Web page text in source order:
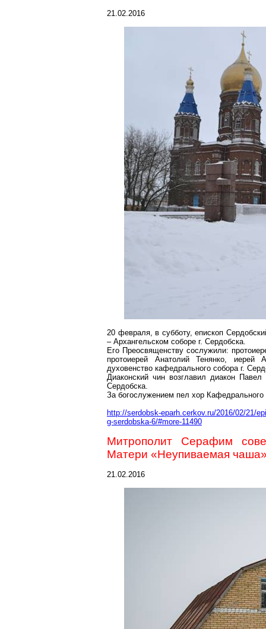
21.02.2016
20 февраля, в субботу, епископ
– Архангельском соборе г. Сердобска.
Его Преосвященству сослужили:
протоиерей Анатолий Тенянко, иерей
духовенство кафедрального собора г.
Диаконский чин возглавил диакон
Сердобска.
За богослужением пел хор Кафедрального
http://serdobsk-eparh.cerkov.ru/2016/02/21/
g-serdobska-6/#more-11490
Митрополит Серафим
Матери «Неупиваемая
21.02.2016